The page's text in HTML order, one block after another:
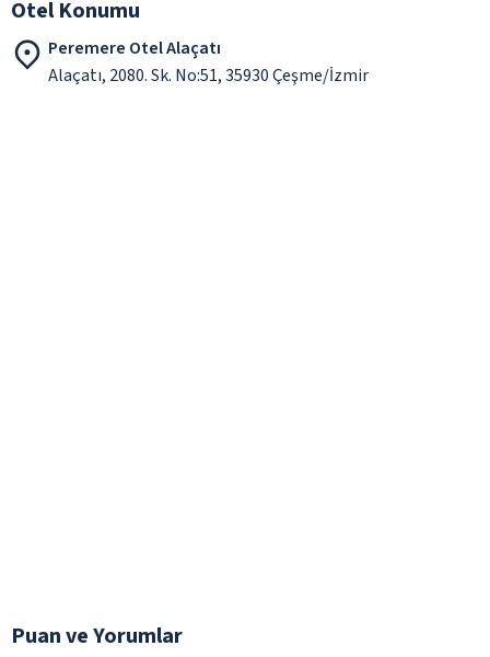
Otel Konumu
Peremere Otel Alaçatı
Alaçatı, 2080. Sk. No:51, 35930 Çeşme/İzmir
Puan ve Yorumlar